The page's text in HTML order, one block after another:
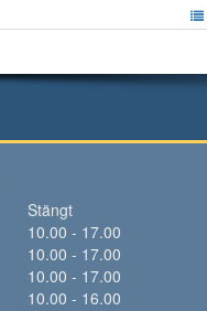
Stängt
10.00 - 17.00
10.00 - 17.00
10.00 - 17.00
10.00 - 16.00